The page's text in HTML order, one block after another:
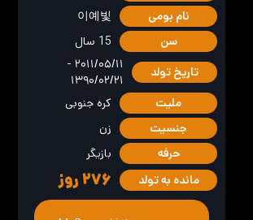
نام بومی
이예빛
سن
15 سال
تاریخ تولد
۲۰۱۱/۰۵/۱۱ -
۱۳۹۰/۰۲/۲۱
ملیت
کره جنوبی
جنسیت
زن
حرفه
بازیگر
مانده به تولد
۲۷۶روز